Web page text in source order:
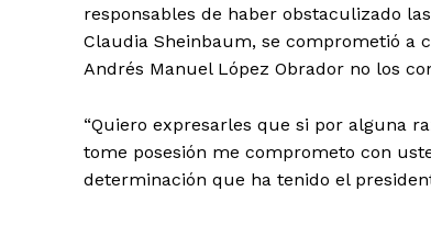
responsables de haber obstaculizado
Claudia Sheinbaum, se comprometió a
Andrés Manuel López Obrador no los
“Quiero expresarles que si por alguna
tome posesión me comprometo con
determinación que ha tenido el